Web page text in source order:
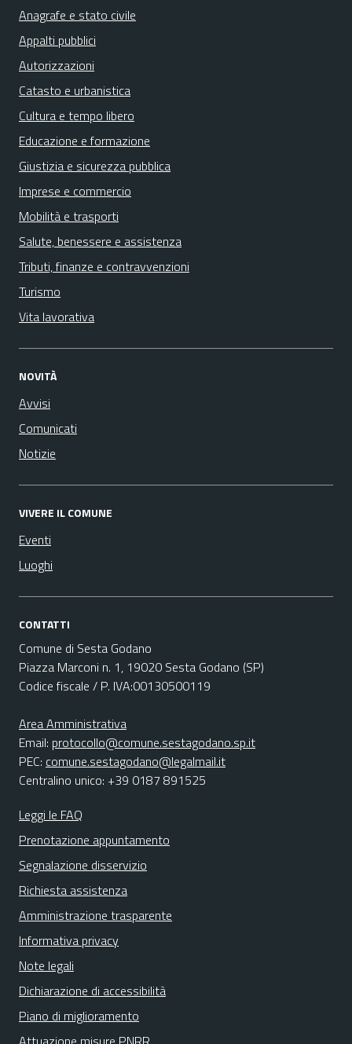
Anagrafe e stato civile
Appalti pubblici
Autorizzazioni
Catasto e urbanistica
Cultura e tempo libero
Educazione e formazione
Giustizia e sicurezza pubblica
Imprese e commercio
Mobilità e trasporti
Salute, benessere e assistenza
Tributi, finanze e contravvenzioni
Turismo
Vita lavorativa
NOVITÀ
Avvisi
Comunicati
Notizie
VIVERE IL COMUNE
Eventi
Luoghi
CONTATTI
Comune di Sesta Godano
Piazza Marconi n. 1, 19020 Sesta Godano (SP)
Codice fiscale / P. IVA:00130500119
Area Amministrativa
Email: protocollo@comune.sestagodano.sp.it
PEC: comune.sestagodano@legalmail.it
Centralino unico: +39 0187 891525
Leggi le FAQ
Prenotazione appuntamento
Segnalazione disservizio
Richiesta assistenza
Amministrazione trasparente
Informativa privacy
Note legali
Dichiarazione di accessibilità
Piano di miglioramento